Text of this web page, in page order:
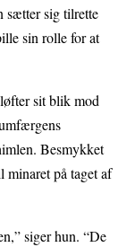
sætter sig tilrette
sin rolle for at
sit blik mod
Besmykket
minaret på taget af
siger hun. “De